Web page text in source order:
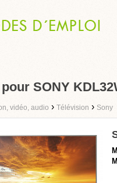
SONY
vidéo, audio › Télévision › Sony